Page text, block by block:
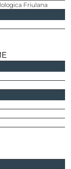
Friulana